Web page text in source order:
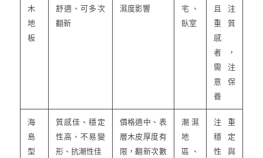
木
地
板
舒適、可多次
翻新
濕度影響
宅、
臥室
且注
重質
感
者，
需注
意保
養
海
島
型
質感佳、穩定
性高、不易變
形、抗潮性佳
價格適中、表
層木皮厚度有
限，翻新次數
潮濕
地
區、
注重
穩定
性與